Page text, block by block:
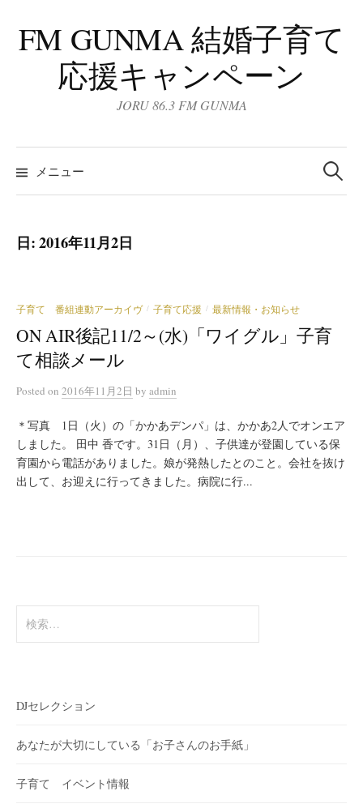
ン
テ
FM GUNMA 結婚子育て
応援キャンペーン
JORU 86.3 FM GUNMA
メニュー
検
索:
日:2016年11月2日
子育て 番組連動アーカイヴ / 子育て応援 / 最新情報・お知らせ
ON AIR後記11/2～(水)「ワイグル」子育
て相談メール
Posted on 2016年11月2日 by admin
＊写真 1日（火）の「かかあデンパ」は、かかあ2人でオンエア
しました。 田中 香です。31日（月）、子供達が登園している保
育園から電話がありました。娘が発熱したとのこと。会社を抜け
出して、お迎えに行ってきました。病院に行...
索:
DJセレクション
あなたが大切にしている「お子さんのお手紙」
子育て イベント情報